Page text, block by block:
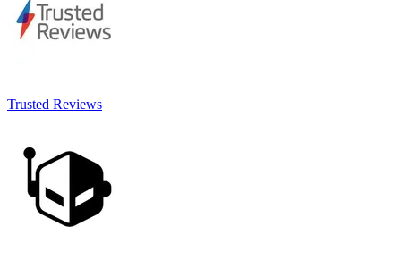
Trusted Reviews